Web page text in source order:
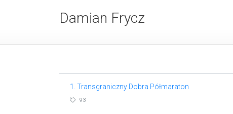
Damian Frycz
1. Transgraniczny Dobra Półmaraton
93